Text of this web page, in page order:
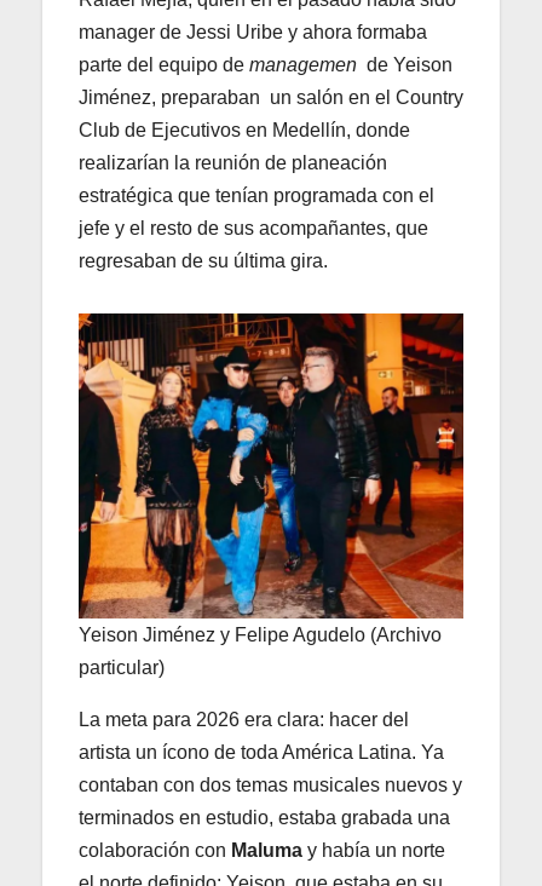
manager de Jessi Uribe y ahora formaba
parte del equipo de managemen de Yeison
Jiménez, preparaban un salón en el Country
Club de Ejecutivos en Medellín, donde
realizarían la reunión de planeación
estratégica que tenían programada con el
jefe y el resto de sus acompañantes, que
regresaban de su última gira.
Yeison Jiménez y Felipe Agudelo (Archivo
particular)
La meta para 2026 era clara: hacer del
artista un ícono de toda América Latina. Ya
contaban con dos temas musicales nuevos y
terminados en estudio, estaba grabada una
colaboración con Maluma y había un norte